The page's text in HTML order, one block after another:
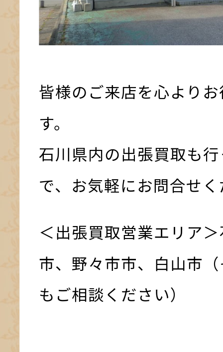
皆様のご来店を心より
す。
石川県内の出張買取も
で、お気軽にお問合せ
＜出張買取営業エリア
市、野々市市、白山市
もご相談ください）